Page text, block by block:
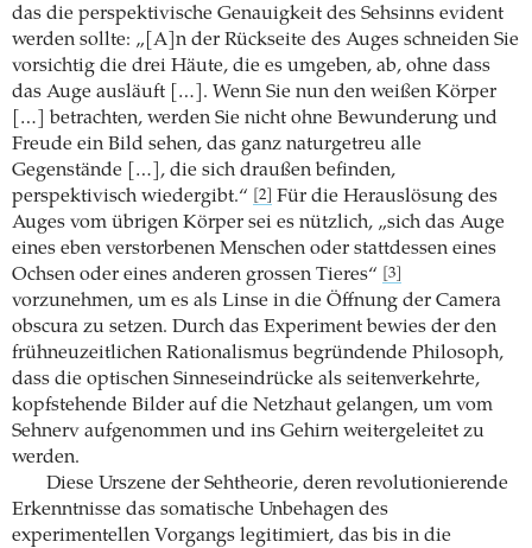
das die perspektivische Genauigkeit des Sehsinns evident
werden sollte: „[A]n der Rückseite des Auges schneiden Sie
vorsichtig die drei Häute, die es umgeben, ab, ohne dass
das Auge ausläuft […]. Wenn Sie nun den weißen Körper
[…] betrachten, werden Sie nicht ohne Bewunderung und
Freude ein Bild sehen, das ganz naturgetreu alle
Gegenstände […], die sich draußen befinden,
perspektivisch wiedergibt.“
[2]
Für die Herauslösung des
Auges vom übrigen Körper sei es nützlich, „sich das Auge
eines eben verstorbenen Menschen oder stattdessen eines
Ochsen oder eines anderen grossen Tieres“
[3]
vorzunehmen, um es als Linse in die Öffnung der Camera
obscura zu setzen. Durch das Experiment bewies der den
frühneuzeitlichen Rationalismus begründende Philosoph,
dass die optischen Sinneseindrücke als seitenverkehrte,
kopfstehende Bilder auf die Netzhaut gelangen, um vom
Sehnerv aufgenommen und ins Gehirn weitergeleitet zu
werden.
Diese Urszene der Sehtheorie, deren revolutionierende
Erkenntnisse das somatische Unbehagen des
experimentellen Vorgangs legitimiert, das bis in die